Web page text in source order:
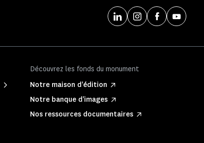
Découvrez les fonds du monument
Notre maison d'édition
Notre banque d'images
Nos ressources documentaires